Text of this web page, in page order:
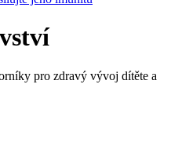
pro zdravý vývoj dítěte a